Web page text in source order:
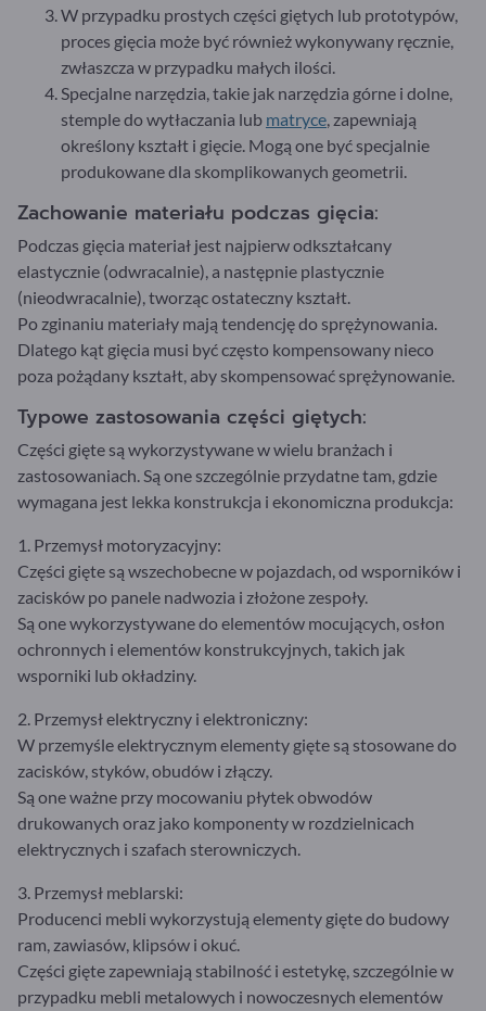
W przypadku prostych części giętych lub prototypów,
proces gięcia może być również wykonywany ręcznie,
zwłaszcza w przypadku małych ilości.
Specjalne narzędzia, takie jak narzędzia górne i dolne,
stemple do wytłaczania lub matryce, zapewniają
określony kształt i gięcie. Mogą one być specjalnie
produkowane dla skomplikowanych geometrii.
Zachowanie materiału podczas gięcia:
Podczas gięcia materiał jest najpierw odkształcany
elastycznie (odwracalnie), a następnie plastycznie
(nieodwracalnie), tworząc ostateczny kształt.
Po zginaniu materiały mają tendencję do sprężynowania.
Dlatego kąt gięcia musi być często kompensowany nieco
poza pożądany kształt, aby skompensować sprężynowanie.
Typowe zastosowania części giętych:
Części gięte są wykorzystywane w wielu branżach i
zastosowaniach. Są one szczególnie przydatne tam, gdzie
wymagana jest lekka konstrukcja i ekonomiczna produkcja:
1. Przemysł motoryzacyjny:
Części gięte są wszechobecne w pojazdach, od wsporników i
zacisków po panele nadwozia i złożone zespoły.
Są one wykorzystywane do elementów mocujących, osłon
ochronnych i elementów konstrukcyjnych, takich jak
wsporniki lub okładziny.
2. Przemysł elektryczny i elektroniczny:
W przemyśle elektrycznym elementy gięte są stosowane do
zacisków, styków, obudów i złączy.
Są one ważne przy mocowaniu płytek obwodów
drukowanych oraz jako komponenty w rozdzielnicach
elektrycznych i szafach sterowniczych.
3. Przemysł meblarski:
Producenci mebli wykorzystują elementy gięte do budowy
ram, zawiasów, klipsów i okuć.
Części gięte zapewniają stabilność i estetykę, szczególnie w
przypadku mebli metalowych i nowoczesnych elementów